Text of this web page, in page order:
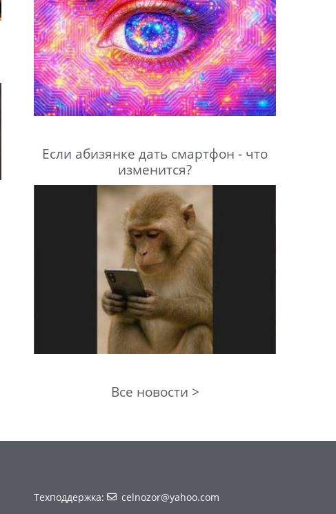
Если абизянке дать смартфон - что
изменится?
Все новости >
Техподдержка: celnozor@yahoo.com